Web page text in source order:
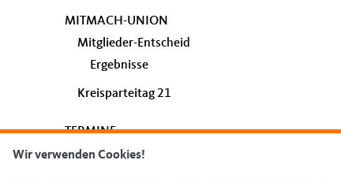
MITMACH-UNION
Mitglieder-Entscheid
Ergebnisse
Kreisparteitag 21
TERMINE
Wir verwenden Cookies!